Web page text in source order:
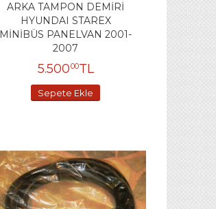
ARKA TAMPON DEMİRİ
HYUNDAI STAREX
MİNİBÜS PANELVAN 2001-
2007
5.50000TL
Sepete Ekle